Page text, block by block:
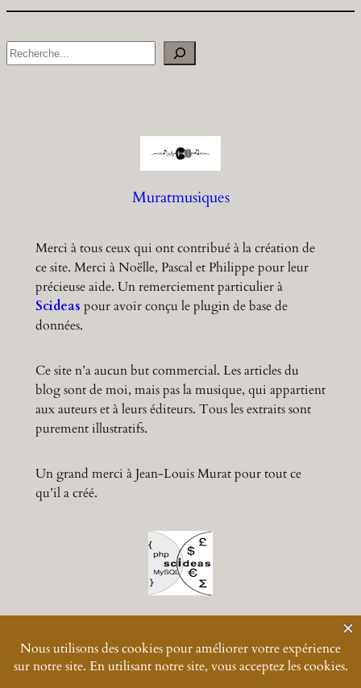
S
Muratmusiques
Merci à tous ceux qui ont contribué à la création de
ce site. Merci à Noëlle, Pascal et Philippe pour leur
précieuse aide. Un remerciement particulier à
Scideas pour avoir conçu le plugin de base de
données.
Ce site n’a aucun but commercial. Les articles du
blog sont de moi, mais pas la musique, qui appartient
aux auteurs et à leurs éditeurs. Tous les extraits sont
purement illustratifs.
Un grand merci à Jean-Louis Murat pour tout ce
qu’il a créé.
© 2024-2026Muratmusiques